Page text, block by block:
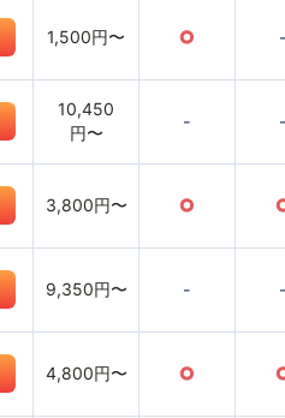
1,500円〜 ○ -
10,450
円〜
- -
3,800円〜 ○
9,350円〜 - -
4,800円〜 ○